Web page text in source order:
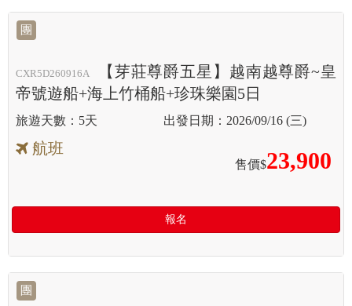
團
CXR5D260916A
【芽莊尊爵五星】越南越尊爵~皇
帝號遊船+海上竹桶船+珍珠樂園5日
5天 2026/09/16 (三)
航班
售價$23,900
報名
團